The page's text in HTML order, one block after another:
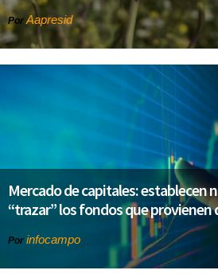
Por Aapresid
Mercado de capitales: establecen
“trazar” los fondos que provienen
Por infocampo